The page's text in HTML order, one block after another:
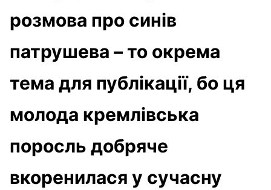
розмова про синів
патрушева – то окрема
тема для публікації, бо ця
молода кремлівська
поросль добряче
вкоренилася у сучасну